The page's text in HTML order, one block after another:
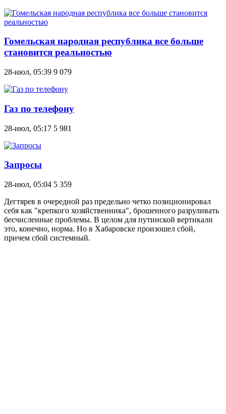
Гомельская народная республика все больше
становится реальностью
28-июл, 05:39 9 079
Газ по телефону
28-июл, 05:17 5 981
Запросы
28-июл, 05:04 5 359
Дегтярев в очередной раз предельно четко позиционировал
себя как "крепкого хозяйственника", брошенного разруливать
бесчисленные проблемы. В целом для путинской вертикали
это, конечно, норма. Но в Хабаровске произошел сбой,
причем сбой системный.